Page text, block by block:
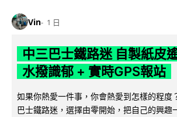
Vin 1 日
中三巴士鐵路迷 自製紙皮
水撥識郁 + 實時GPS報站
如果你熱愛一件事，你會熱愛到怎樣的程度
巴士鐵路迷，選擇由零開始，把自己的興趣